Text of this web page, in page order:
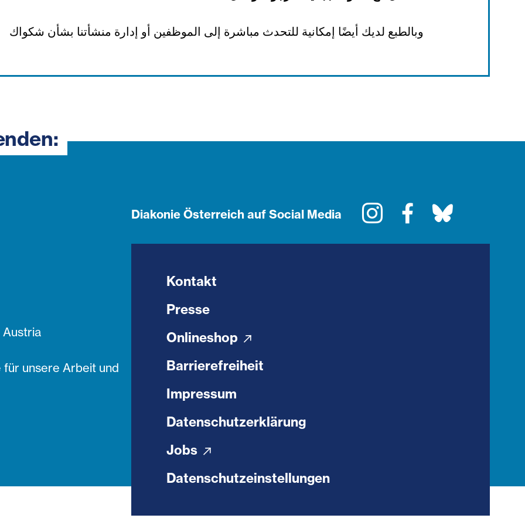
وبالطبع لديك أيضًا إمكانية للتحدث مباشرة إلى الموظفين أو إدارة منشأتنا بشأن شكواك
unsere Arbeit und
Diakonie Österreich auf Social Media InstagramFacebook
Kontakt
Presse
Onlineshop
Barrierefreiheit
Impressum
Datenschutzerklärung
Jobs
Datenschutzeinstellungen